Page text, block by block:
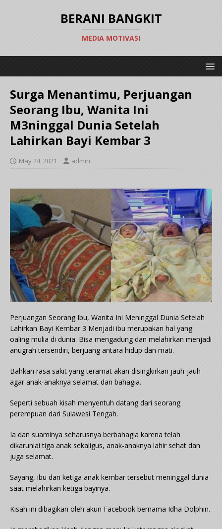
BERANI BANGKIT
MEDIA MOTIVASI
Surga Menantimu, Perjuangan
Seorang Ibu, Wanita Ini
M3ninggal Dunia Setelah
Lahirkan Bayi Kembar 3
May 24, 2021 admin
Perjuangan Seorang Ibu, Wanita Ini Meninggal Dunia Setelah
Lahirkan Bayi Kembar 3 Menjadi ibu merupakan hal yang
oaling mulia di dunia. Bisa mengadung dan melahirkan menjadi
anugrah tersendiri, berjuang antara hidup dan mati.
Bahkan rasa sakit yang teramat akan disingkirkan jauh-jauh
agar anak-anaknya selamat dan bahagia.
Seperti sebuah kisah menyentuh datang dari seorang
perempuan dari Sulawesi Tengah.
Ia dan suaminya seharusnya berbahagia karena telah
dikaruniai tiga anak sekaligus, anak-anaknya lahir sehat dan
juga selamat.
Sayang, ibu dari ketiga anak kembar tersebut meninggal dunia
saat melahirkan ketiga bayinya.
Kisah ini dibagikan oleh akun Facebook bernama Idha Dolphin.